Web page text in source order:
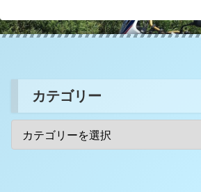
カテゴリー